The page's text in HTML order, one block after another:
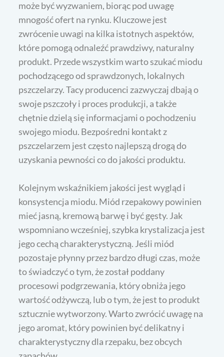
może być wyzwaniem, biorąc pod uwagę
mnogość ofert na rynku. Kluczowe jest
zwrócenie uwagi na kilka istotnych aspektów,
które pomogą odnaleźć prawdziwy, naturalny
produkt. Przede wszystkim warto szukać miodu
pochodzącego od sprawdzonych, lokalnych
pszczelarzy. Tacy producenci zazwyczaj dbają o
swoje pszczoły i proces produkcji, a także
chętnie dzielą się informacjami o pochodzeniu
swojego miodu. Bezpośredni kontakt z
pszczelarzem jest często najlepszą drogą do
uzyskania pewności co do jakości produktu.
Kolejnym wskaźnikiem jakości jest wygląd i
konsystencja miodu. Miód rzepakowy powinien
mieć jasną, kremową barwę i być gęsty. Jak
wspomniano wcześniej, szybka krystalizacja jest
jego cechą charakterystyczną. Jeśli miód
pozostaje płynny przez bardzo długi czas, może
to świadczyć o tym, że został poddany
procesowi podgrzewania, który obniża jego
wartość odżywczą, lub o tym, że jest to produkt
sztucznie wytworzony. Warto zwrócić uwagę na
jego aromat, który powinien być delikatny i
charakterystyczny dla rzepaku, bez obcych